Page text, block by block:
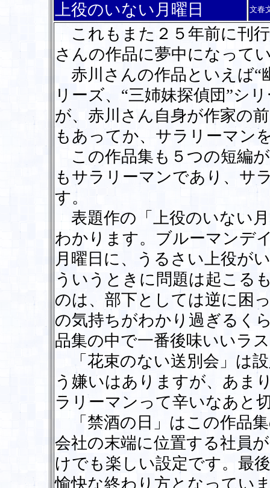
上役のいない月曜日 文春
これもまた２５年前に刊
さんの作品に夢中になって
赤川さんの作品といえば“
リーズ、“三姉妹探偵団”シ
が、赤川さん自身が作家の
もあってか、サラリーマン
この作品集も５つの短編
もサラリーマンであり、サ
す。
表題作の「上役のいない
わかります。ブルーマンデ
月曜日に、うるさい上役が
ういうときに問題は起こる
のは、部下としては逆に困
の気持ちがわかり過ぎるく
品集の中で一番後味いいラ
「花束のない送別会」は
う嫌いはありますが、あま
ラリーマンって辛いなあと
「禁酒の日」はこの作品
会社の末端に位置する社員
けでも楽しい設定です。最
愉快な終わり方となってい